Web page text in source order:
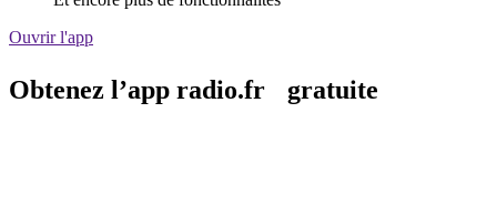
Ouvrir l'app
Obtenez l’app radio.fr gratuite